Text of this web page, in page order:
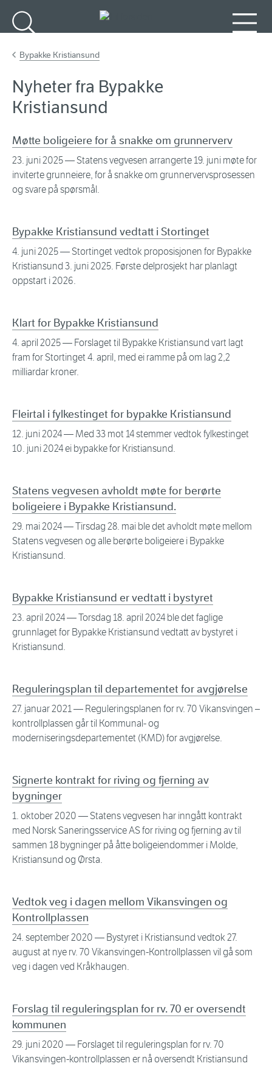
Bypakke Kristiansund
Nyheter fra Bypakke
Kristiansund
Møtte boligeiere for å snakke om grunnerverv
23. juni 2025— Statens vegvesen arrangerte 19. juni møte for
inviterte grunneiere, for å snakke om grunnervervsprosessen
og svare på spørsmål.
Bypakke Kristiansund vedtatt i Stortinget
4. juni 2025— Stortinget vedtok proposisjonen for Bypakke
Kristiansund 3. juni 2025. Første delprosjekt har planlagt
oppstart i 2026.
Klart for Bypakke Kristiansund
4. april 2025— Forslaget til Bypakke Kristiansund vart lagt
fram for Stortinget 4. april, med ei ramme på om lag 2,2
milliardar kroner.
Fleirtal i fylkestinget for bypakke Kristiansund
12. juni 2024— Med 33 mot 14 stemmer vedtok fylkestinget
10. juni 2024 ei bypakke for Kristiansund.
Statens vegvesen avholdt møte for berørte
boligeiere i Bypakke Kristiansund.
29. mai 2024— Tirsdag 28. mai ble det avholdt møte mellom
Statens vegvesen og alle berørte boligeiere i Bypakke
Kristiansund.
Bypakke Kristiansund er vedtatt i bystyret
23. april 2024— Torsdag 18. april 2024 ble det faglige
grunnlaget for Bypakke Kristiansund vedtatt av bystyret i
Kristiansund.
Reguleringsplan til departementet for avgjørelse
27. januar 2021— Reguleringsplanen for rv. 70 Vikansvingen –
kontrollplassen går til Kommunal- og
moderniseringsdepartementet (KMD) for avgjørelse.
Signerte kontrakt for riving og fjerning av
bygninger
1. oktober 2020 — Statens vegvesen har inngått kontrakt
med Norsk Saneringsservice AS for riving og fjerning av til
sammen 18 bygninger på åtte boligeiendommer i Molde,
Kristiansund og Ørsta.
Vedtok veg i dagen mellom Vikansvingen og
Kontrollplassen
24. september 2020 — Bystyret i Kristiansund vedtok 27.
august at nye rv. 70 Vikansvingen-Kontrollplassen vil gå som
veg i dagen ved Kråkhaugen.
Forslag til reguleringsplan for rv. 70 er oversendt
kommunen
29. juni 2020 — Forslaget til reguleringsplan for rv. 70
Vikansvingen-kontrollplassen er nå oversendt Kristiansund